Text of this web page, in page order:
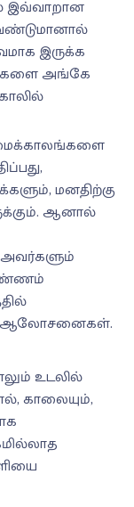
இவ்வாறான
இருக்க
அங்கே
மனதிற்கு
ஆனால்
ஆலோசனைகள்.
உடலில்
காலையும்,